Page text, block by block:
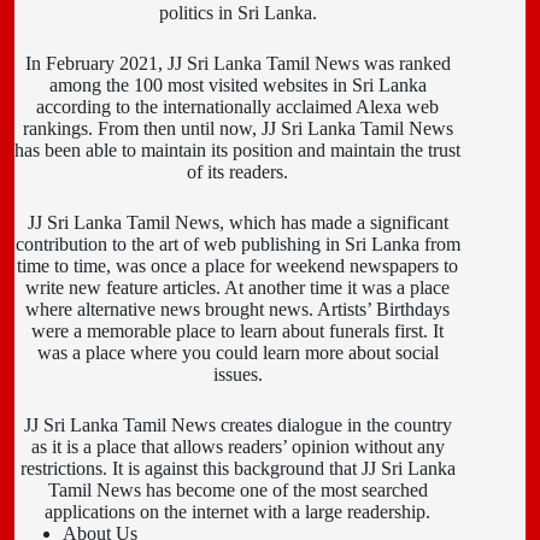
politics in Sri Lanka.
In February 2021, JJ Sri Lanka Tamil News was ranked
among the 100 most visited websites in Sri Lanka
according to the internationally acclaimed Alexa web
rankings. From then until now, JJ Sri Lanka Tamil News
has been able to maintain its position and maintain the trust
of its readers.
JJ Sri Lanka Tamil News, which has made a significant
contribution to the art of web publishing in Sri Lanka from
time to time, was once a place for weekend newspapers to
write new feature articles. At another time it was a place
where alternative news brought news. Artists’ Birthdays
were a memorable place to learn about funerals first. It
was a place where you could learn more about social
issues.
JJ Sri Lanka Tamil News creates dialogue in the country
as it is a place that allows readers’ opinion without any
restrictions. It is against this background that JJ Sri Lanka
Tamil News has become one of the most searched
applications on the internet with a large readership.
About Us